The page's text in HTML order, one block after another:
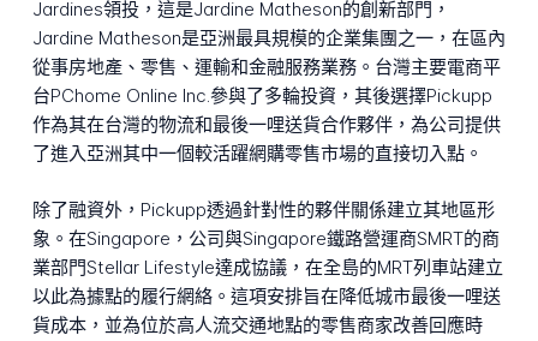
Jardines領投，這是Jardine Matheson的創新部門，
Jardine Matheson是亞洲最具規模的企業集團之一，在區內
從事房地產、零售、運輸和金融服務業務。台灣主要電商平
台PChome Online Inc.參與了多輪投資，其後選擇Pickupp
作為其在台灣的物流和最後一哩送貨合作夥伴，為公司提供
了進入亞洲其中一個較活躍網購零售市場的直接切入點。
除了融資外，Pickupp透過針對性的夥伴關係建立其地區形
象。在Singapore，公司與Singapore鐵路營運商SMRT的商
業部門Stellar Lifestyle達成協議，在全島的MRT列車站建立
以此為據點的履行網絡。這項安排旨在降低城市最後一哩送
貨成本，並為位於高人流交通地點的零售商家改善回應時